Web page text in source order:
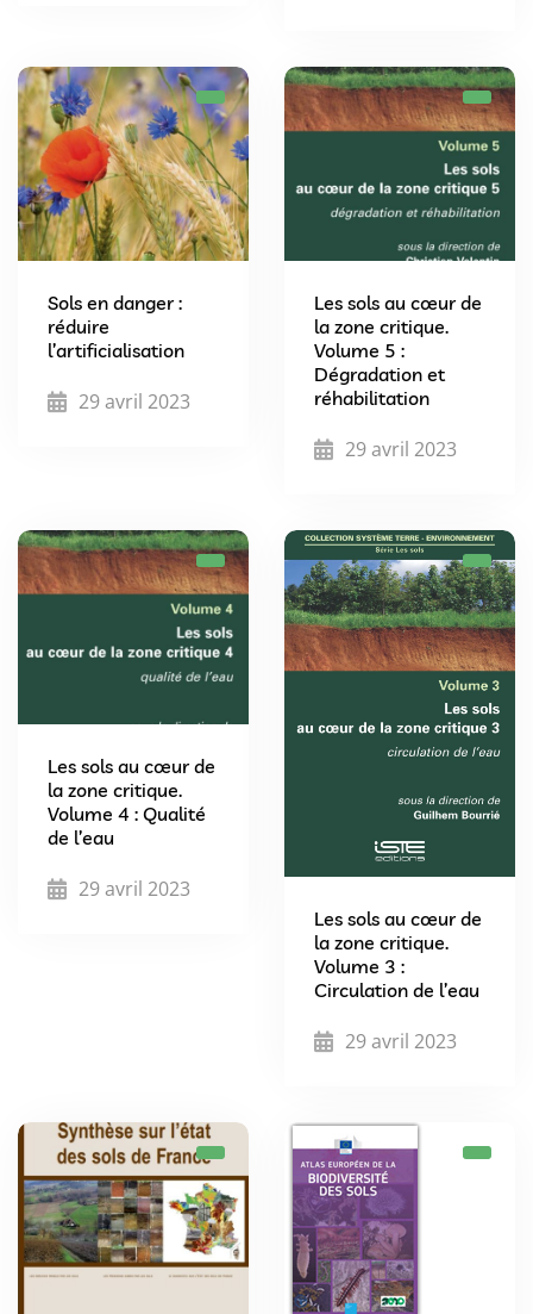
Sols en danger :
réduire
l’artificialisation
29 avril 2023
Les sols au cœur de
la zone critique.
Volume 5 :
Dégradation et
réhabilitation
29 avril 2023
Les sols au cœur de
la zone critique.
Volume 4 : Qualité
de l’eau
29 avril 2023
Les sols au cœur de
la zone critique.
Volume 3 :
Circulation de l’eau
29 avril 2023